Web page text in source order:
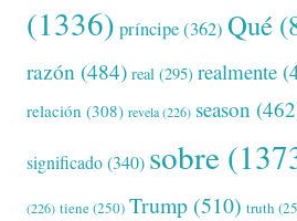
(1336) príncipe(362) Qué
razón (484) real (295) realmente
relación (308) revela(226) season
significado(340) sobre
(226) tiene(250) Trump (510) truth